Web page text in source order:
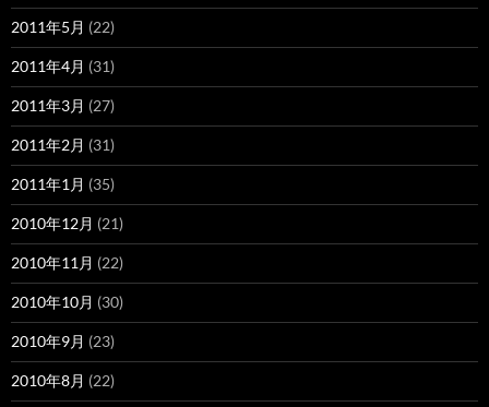
2011年5月 (22)
2011年4月 (31)
2011年3月 (27)
2011年2月 (31)
2011年1月 (35)
2010年12月 (21)
2010年11月 (22)
2010年10月 (30)
2010年9月 (23)
2010年8月 (22)